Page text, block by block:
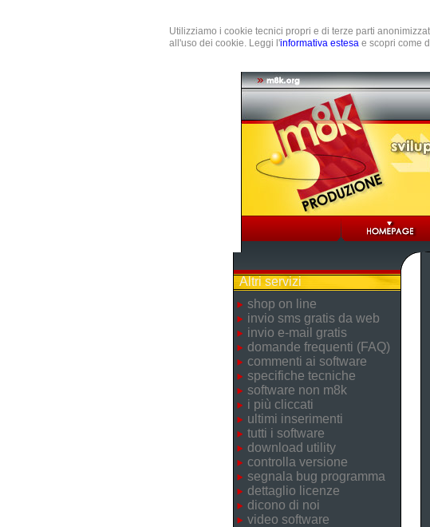
Utilizziamo i cookie tecnici propri e di terze parti
all'uso dei cookie. Leggi l'informativa estesa e scopri come
Altri servizi
shop on line
invio sms gratis da web
invio e-mail gratis
domande frequenti (FAQ)
commenti ai software
specifiche tecniche
software non m8k
i più cliccati
ultimi inserimenti
tutti i software
download utility
controlla versione
segnala bug programma
dettaglio licenze
dicono di noi
video software